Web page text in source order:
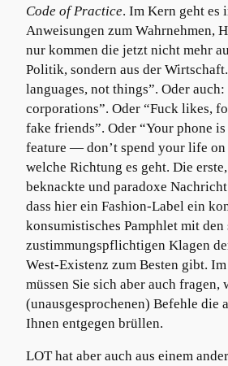
Code of Practice. Im Kern geht es
Anweisungen zum Wahrnehmen,
nur kommen die jetzt nicht mehr
Politik, sondern aus der
languages, not things”. Oder
corporations”. Oder “Fuck likes,
fake friends”. Oder “Your phone
feature — don’t spend your life on
welche Richtung es geht. Die
beknackte und paradoxe
dass hier ein Fashion-Label ein
konsumistisches Pamphlet mit
zustimmungspflichtigen Klagen
West-Existenz zum Besten gibt.
müssen Sie sich aber auch fragen,
(unausgesprochenen) Befehle die
Ihnen entgegen brüllen.
LOT hat aber auch aus einem